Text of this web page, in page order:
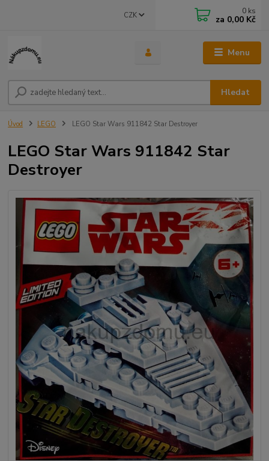
Menu
CZK
Hledat
0 ks
za 0,00 Kč
Úvod LEGO LEGO Star Wars 911842 Star Destroyer
LEGO Star Wars 911842 Star
Destroyer